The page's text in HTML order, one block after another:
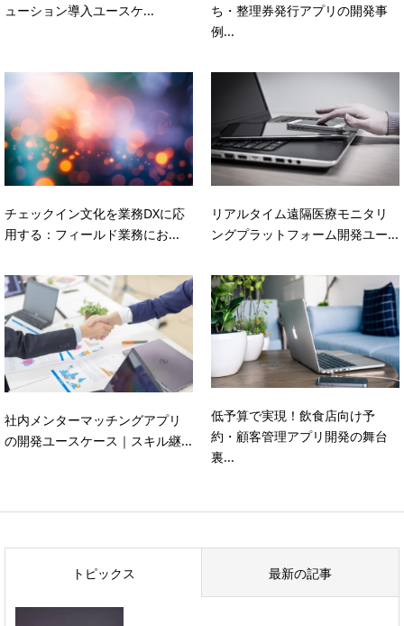
ューション導入ユースケ...
ち・整理券発行アプリの開発事
例...
チェックイン文化を業務DXに応
用する：フィールド業務にお...
リアルタイム遠隔医療モニタリ
ングプラットフォーム開発ユー...
社内メンターマッチングアプリ
の開発ユースケース｜スキル継...
低予算で実現！飲食店向け予
約・顧客管理アプリ開発の舞台
裏...
トピックス 最新の記事